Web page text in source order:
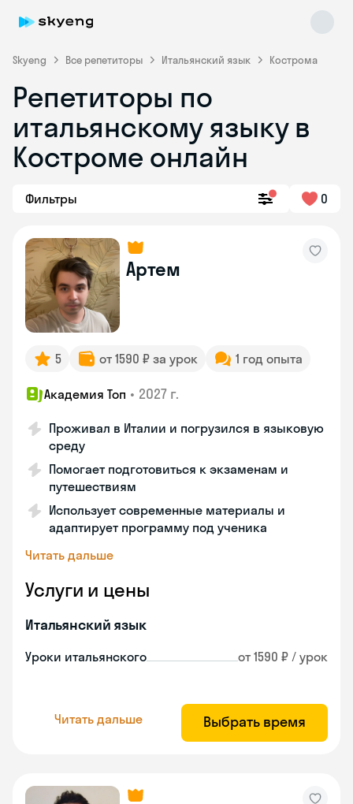
Skyeng Все репетиторы Итальянский язык Кострома
Репетиторы по
итальянскому языку в
Костроме онлайн
Фильтры 0
Артем
5 от 1590 ₽ за урок 1 год опыта
Академия Топ • 2027 г.
Проживал в Италии и погрузился в языковую
среду
Помогает подготовиться к экзаменам и
путешествиям
Использует современные материалы и
адаптирует программу под ученика
Читать дальше
Услуги и цены
Итальянский язык
Уроки итальянского от 1590 ₽ / урок
Читать дальше Выбрать время
Skyeng Chat